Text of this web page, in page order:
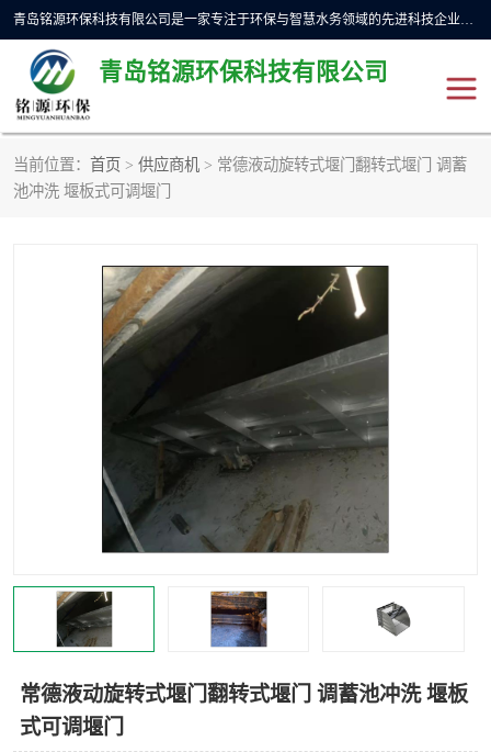
青岛铭源环保科技有限公司是一家专注于环保与智慧水务领域的先进科技企业，公司专注于云智能一体化预制泵站、水务循环利用、海绵城市、云智慧水务开发及新型环保技术研发等领域。铭源环保以为客户提供优质产品、专业技术服务为己任。为客户提供量身定制方案，提供多种配置方案满足实际使用要求。严控供货周期，并提供高标准后期维护。以环保为己任，视质量如生命，以技术做先导，靠诚信赢客户。
青岛铭源环保科技有限公司
当前位置： 首页 > 供应商机 > 常德液动旋转式堰门翻转式堰门 调蓄
池冲洗 堰板式可调堰门
常德液动旋转式堰门翻转式堰门 调蓄池冲洗 堰板
式可调堰门
一体化HMPP泵站
下开式堰门 液动限流闸门
加压泵房/灌溉泵房 一体化预制泵站
真空冲洗装置
雨水收集回用装置 门式冲洗装置
智能一体化灌溉泵房 一体化污水处理泵房
一体化泵闸
真空冲洗设备